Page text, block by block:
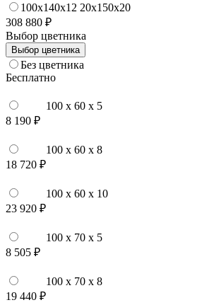
100x140x12 20x150x20
308 880 ₽
Выбор цветника
Выбор цветника
Без цветника
Бесплатно
100 x 60 x 5
8 190 ₽
100 x 60 x 8
18 720 ₽
100 x 60 x 10
23 920 ₽
100 x 70 x 5
8 505 ₽
100 x 70 x 8
19 440 ₽